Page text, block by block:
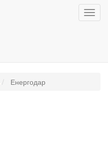
Енергодар